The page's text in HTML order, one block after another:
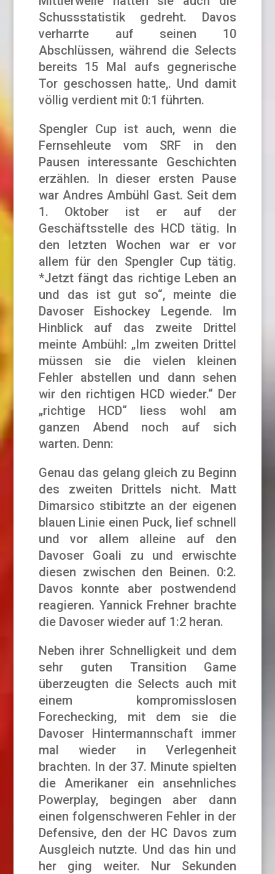
Schussstatistik gedreht. Davos
verharrte auf seinen 10
Abschlüssen, während die Selects
bereits 15 Mal aufs gegnerische
Tor geschossen hatte,. Und damit
völlig verdient mit 0:1 führten.
Spengler Cup ist auch, wenn die
Fernsehleute vom SRF in den
Pausen interessante Geschichten
erzählen. In dieser ersten Pause
war Andres Ambühl Gast. Seit dem
1. Oktober ist er auf der
Geschäftsstelle des HCD tätig. In
den letzten Wochen war er vor
allem für den Spengler Cup tätig.
*Jetzt fängt das richtige Leben an
und das ist gut so“, meinte die
Davoser Eishockey Legende. Im
Hinblick auf das zweite Drittel
meinte Ambühl: „Im zweiten Drittel
müssen sie die vielen kleinen
Fehler abstellen und dann sehen
wir den richtigen HCD wieder.“ Der
„richtige HCD“ liess wohl am
ganzen Abend noch auf sich
warten. Denn:
Genau das gelang gleich zu Beginn
des zweiten Drittels nicht. Matt
Dimarsico stibitzte an der eigenen
blauen Linie einen Puck, lief schnell
und vor allem alleine auf den
Davoser Goali zu und erwischte
diesen zwischen den Beinen. 0:2.
Davos konnte aber postwendend
reagieren. Yannick Frehner brachte
die Davoser wieder auf 1:2 heran.
Neben ihrer Schnelligkeit und dem
sehr guten Transition Game
überzeugten die Selects auch mit
einem kompromisslosen
Forechecking, mit dem sie die
Davoser Hintermannschaft immer
mal wieder in Verlegenheit
brachten. In der 37. Minute spielten
die Amerikaner ein ansehnliches
Powerplay, begingen aber dann
einen folgenschweren Fehler in der
Defensive, den der HC Davos zum
Ausgleich nutzte. Und das hin und
her ging weiter. Nur Sekunden